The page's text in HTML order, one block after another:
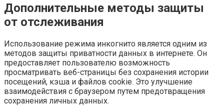
Дополнительные методы защиты
от отслеживания
Использование режима инкогнито является одним из
методов защиты приватности данных в интернете. Он
предоставляет пользователю возможность
просматривать веб-страницы без сохранения истории
посещений, кэша и файлов cookie. Это улучшение
взаимодействия с браузером путем предотвращения
сохранения личных данных.